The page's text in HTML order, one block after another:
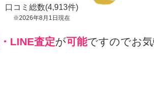
口コミ総数(4,913件)
※2026年8月1日現在
LINE査定が可能ですのでお